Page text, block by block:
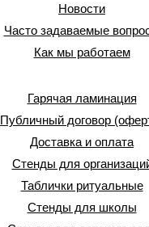
Новости
Часто задаваемые
Как мы работаем
Гарячая ламинация
Публичный договор
Доставка и оплата
Стенды для
Таблички ритуальные
Стенды для школы